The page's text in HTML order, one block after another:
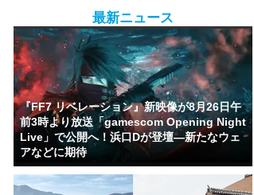
最新ニュース
『FF7 リベレーション』新映像が8月26日午
前3時より放送「gamescom Opening Night
Live」で公開へ！浜口Dが登壇―新たなウェ
アなどに期待